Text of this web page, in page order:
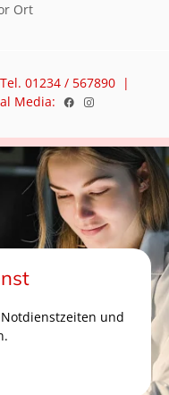
Ort
01234 / 567890 |
Media:
und